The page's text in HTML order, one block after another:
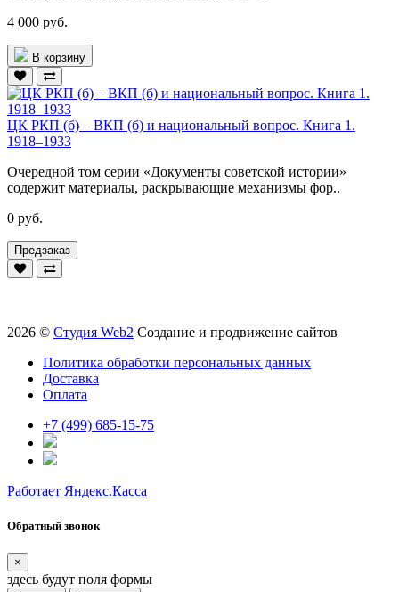
4 000 руб.
В корзину
ЦК РКП (б) – ВКП (б) и национальный вопрос. Книга 1.
1918–1933
Очередной том серии «Документы советской истории»
содержит материалы, раскрывающие механизмы фор..
0 руб.
Предзаказ
2026 © Студия Web2 Создание и продвижение сайтов
Политика обработки персональных данных
Доставка
Оплата
+7 (499) 685-15-75
Работает Яндекс.Касса
Обратный звонок
×
здесь будут поля формы